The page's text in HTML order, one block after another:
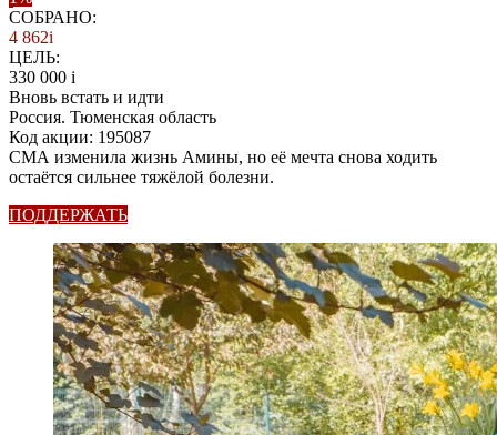
СОБРАНО:
4 862i
ЦЕЛЬ:
330 000 i
Вновь встать и идти
Россия. Тюменская область
Код акции: 195087
СМА изменила жизнь Амины, но её мечта снова ходить
остаётся сильнее тяжёлой болезни.
ПОДДЕРЖАТЬ